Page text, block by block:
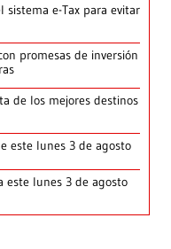
sistema e-Tax para evitar
promesas de inversión
de los mejores destinos
este lunes 3 de agosto
este lunes 3 de agosto